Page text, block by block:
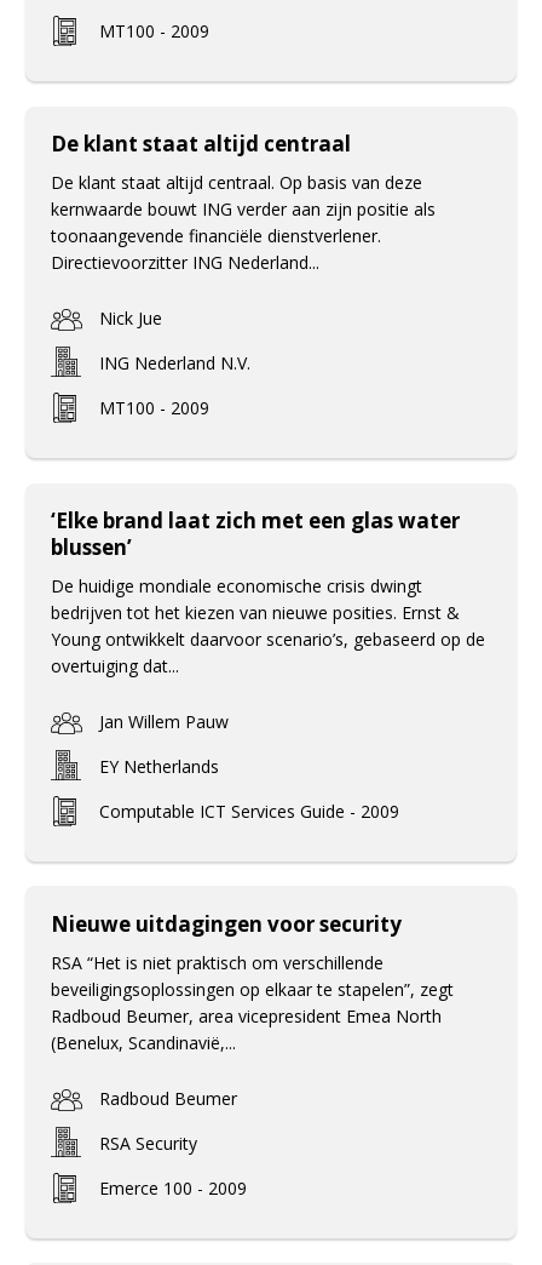
MT100 - 2009
De klant staat altijd centraal
De klant staat altijd centraal. Op basis van deze
kernwaarde bouwt ING verder aan zijn positie als
toonaangevende financiële dienstverlener.
Directievoorzitter ING Nederland...
Nick Jue
ING Nederland N.V.
MT100 - 2009
‘Elke brand laat zich met een glas water
blussen’
De huidige mondiale economische crisis dwingt
bedrijven tot het kiezen van nieuwe posities. Ernst &
Young ontwikkelt daarvoor scenario’s, gebaseerd op de
overtuiging dat...
Jan Willem Pauw
EY Netherlands
Computable ICT Services Guide - 2009
Nieuwe uitdagingen voor security
RSA “Het is niet praktisch om verschillende
beveiligingsoplossingen op elkaar te stapelen”, zegt
Radboud Beumer, area vicepresident Emea North
(Benelux, Scandinavië,...
Radboud Beumer
RSA Security
Emerce 100 - 2009